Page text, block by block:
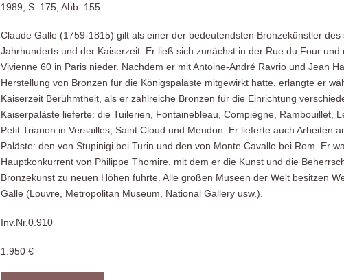
1989, S. 175, Abb. 155.
Claude Galle (1759-1815) gilt als einer der bedeutendsten Bronzekünstler des
Jahrhunderts und der Kaiserzeit. Er ließ sich zunächst in der Rue du Four und
Vivienne 60 in Paris nieder. Nachdem er mit Antoine-André Ravrio und Jean
Herstellung von Bronzen für die Königspaläste mitgewirkt hatte, erlangte er
Kaiserzeit Berühmtheit, als er zahlreiche Bronzen für die Einrichtung
Kaiserpaläste lieferte: die Tuilerien, Fontainebleau, Compiègne, Rambouillet,
Petit Trianon in Versailles, Saint Cloud und Meudon. Er lieferte auch Arbeiten
Paläste: den von Stupinigi bei Turin und den von Monte Cavallo bei Rom. Er
Hauptkonkurrent von Philippe Thomire, mit dem er die Kunst und die
Bronzekunst zu neuen Höhen führte. Alle großen Museen der Welt besitzen
Galle (Louvre, Metropolitan Museum, National Gallery usw.).
Inv.Nr.0.910
1.950 €